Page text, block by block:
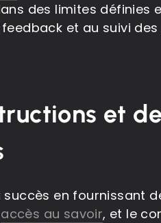
des limites définies
et au suivi
et
succès en fournissant
accès au savoir, et le